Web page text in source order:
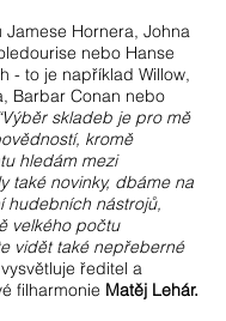
Hornera, Johna
nebo Hanse
- to je například Willow,
Barbar Conan nebo
“Výběr skladeb je pro mě
kromě
hledám mezi
také novinky, dbáme na
hudebních nástrojů,
velkého počtu
vidět také nepřeberné
vysvětluje ředitel a
filharmonie Matěj Lehár.